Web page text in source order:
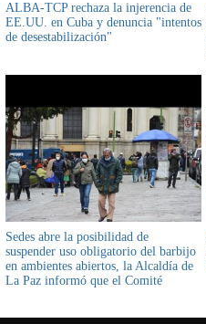
ALBA-TCP rechaza la injerencia de
EE.UU. en Cuba y denuncia "intentos
de desestabilización"
Sedes abre la posibilidad de
suspender uso obligatorio del barbijo
en ambientes abiertos, la Alcaldía de
La Paz informó que el Comité